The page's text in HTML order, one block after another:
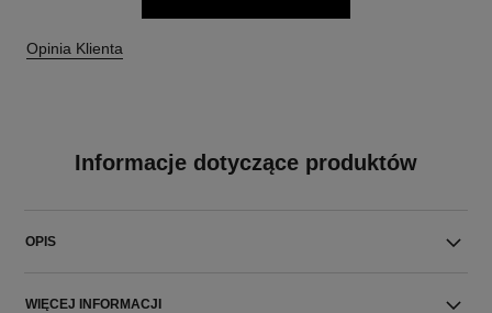
Opinia Klienta
Informacje dotyczące produktów
OPIS
WIĘCEJ INFORMACJI